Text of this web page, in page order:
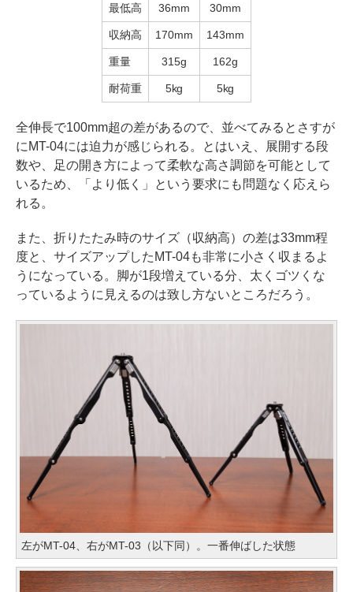
最低高 36mm 30mm
収納高 170mm 143mm
重量 315g 162g
耐荷重 5kg 5kg
全伸長で100mm超の差があるので、並べてみるとさすが
にMT-04には迫力が感じられる。とはいえ、展開する段
数や、足の開き方によって柔軟な高さ調節を可能として
いるため、「より低く」という要求にも問題なく応えら
れる。
また、折りたたみ時のサイズ（収納高）の差は33mm程
度と、サイズアップしたMT-04も非常に小さく収まるよ
うになっている。脚が1段増えている分、太くゴツくな
っているように見えるのは致し方ないところだろう。
左がMT-04、右がMT-03（以下同）。一番伸ばした状態